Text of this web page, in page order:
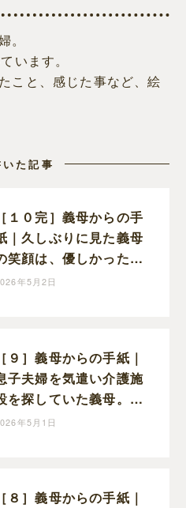
。
います。
こと、感じた事など、絵
た記事
［１０完］義母からの手
｜久しぶりに見た義母
笑顔は、優しかった頃
変わらぬ笑顔だった
年5月2日
［９］義母からの手紙｜
子夫婦を気遣い介護施
を探していた義母。も
と早く感謝を伝えたか
年5月1日
［８］義母からの手紙｜